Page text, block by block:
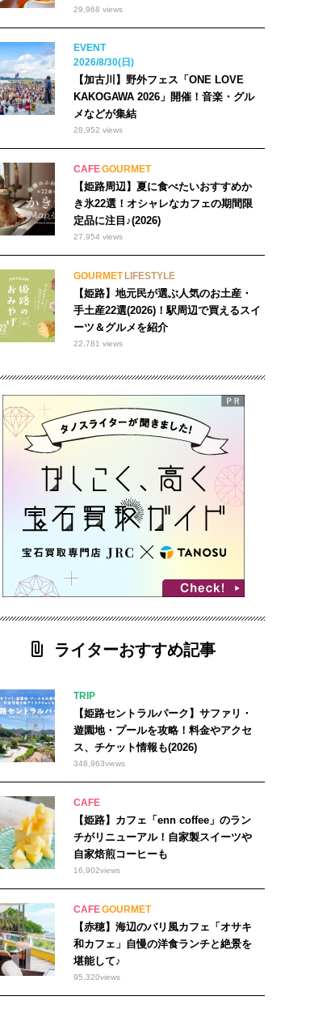
29,968 views
EVENT
2026/8/30(日)
【加古川】野外フェス「ONE LOVE
KAKOGAWA 2026」開催！音楽・グル
メなどが集結
28,952 views
CAFEGOURMET
【姫路周辺】夏に食べたいおすすめか
き氷22選！オシャレなカフェの期間限
定品に注目♪(2026)
27,954 views
GOURMET LIFESTYLE
【姫路】地元民が選ぶ人気のお土産・
手土産22選(2026)！駅周辺で買えるスイ
ーツ＆グルメを紹介
22,781 views
ライターおすすめ記事
TRIP
【姫路セントラルパーク】サファリ・
遊園地・プールを攻略！料金やアクセ
ス、チケット情報も(2026)
348,963views
CAFE
【姫路】カフェ「enn coffee」のラン
チがリニューアル！自家製スイーツや
自家焙煎コーヒーも
16,902views
CAFEGOURMET
【赤穂】海辺のバリ風カフェ「オサキ
和カフェ」自慢の洋食ランチと絶景を
堪能して♪
95,320views